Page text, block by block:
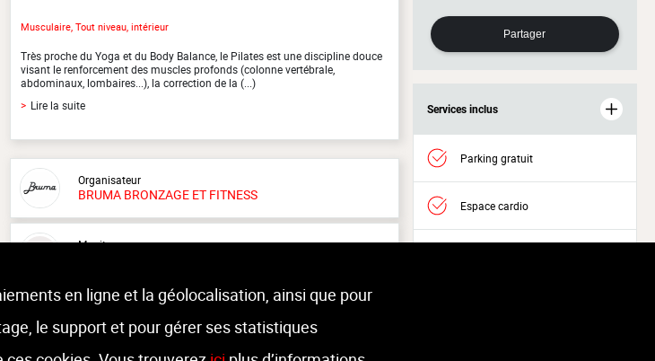
Musculaire, Tout niveau, intérieur
Très proche du Yoga et du Body Balance, le Pilates est une discipline douce
visant le renforcement des muscles profonds (colonne vertébrale,
abdominaux, lombaires...), la correction de la (...)
> Lire la suite
Organisateur
BRUMA BRONZAGE ET FITNESS
Moniteur
Square Edmond Machtens 1 - 1080 Molenbeek-Saint-Jean
Partager
Services inclus
Parking gratuit
Espace cardio
en ligne et la géolocalisation, ainsi que pour
le support et pour gérer ses statistiques